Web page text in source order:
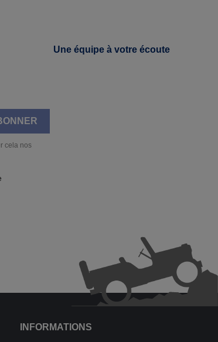
Une équipe à votre écoute
cela nos
INFORMATIONS